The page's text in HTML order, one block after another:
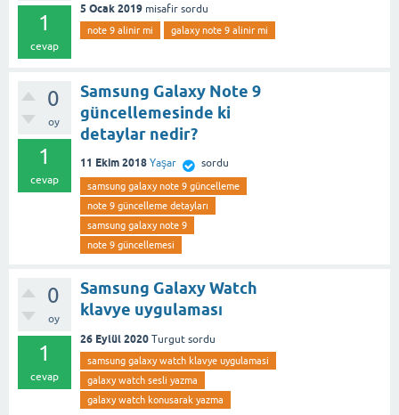
1
cevap
5 Ocak 2019 misafir sordu
note 9 alinir mi galaxy note 9 alinir mi
0
oy
1
cevap
Samsung Galaxy Note 9
güncellemesinde ki
detaylar nedir?
11 Ekim 2018 Yaşar sordu
samsung galaxy note 9 güncelleme
note 9 güncelleme detayları
samsung galaxy note 9
note 9 güncellemesi
0
oy
1
cevap
Samsung Galaxy Watch
klavye uygulaması
26 Eylül 2020 Turgut sordu
samsung galaxy watch klavye uygulamasi
galaxy watch sesli yazma
galaxy watch konusarak yazma